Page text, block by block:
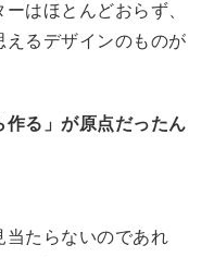
はほとんどおらず、
るデザインのものが
る」が原点だったん
たらないのであれ